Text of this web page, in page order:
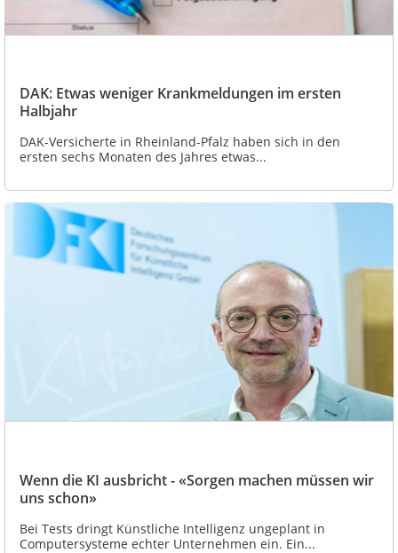
DAK: Etwas weniger Krankmeldungen im ersten
Halbjahr
DAK-Versicherte in Rheinland-Pfalz haben sich in den
ersten sechs Monaten des Jahres etwas...
Wenn die KI ausbricht - «Sorgen machen müssen wir
uns schon»
Bei Tests dringt Künstliche Intelligenz ungeplant in
Computersysteme echter Unternehmen ein. Ein...